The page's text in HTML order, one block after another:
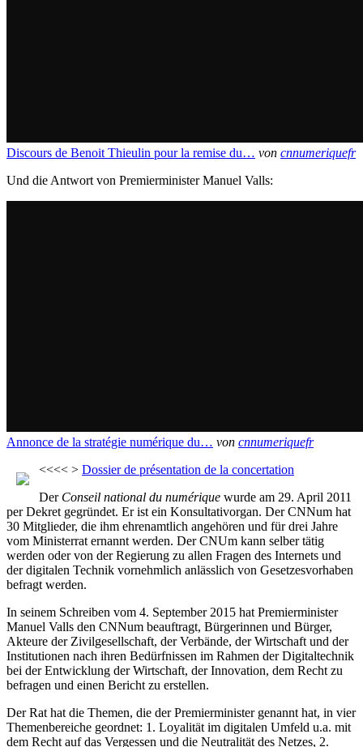
Discours de Benoit Thieulin pour la remise du… von cnnumeriquefr
Und die Antwort von Premierminister Manuel Valls:
Annonce de la stratégie numérique du… von cnnumeriquefr
<<<< > Dossier de présentation de la concertation
Der Conseil national du numérique wurde am 29. April 2011
per Dekret gegründet. Er ist ein Konsultativorgan. Der CNNum hat
30 Mitglieder, die ihm ehrenamtlich angehören und für drei Jahre
vom Ministerrat ernannt werden. Der CNUm kann selber tätig
werden oder von der Regierung zu allen Fragen des Internets und
der digitalen Technik vornehmlich anlässlich von Gesetzesvorhaben
befragt werden.
In seinem Schreiben vom 4. September 2015 hat Premierminister
Manuel Valls den CNNum beauftragt, Bürgerinnen und Bürger,
Akteure der Zivilgesellschaft, der Verbände, der Wirtschaft und der
Institutionen nach ihren Bedürfnissen im Rahmen der Digitaltechnik
bei der Entwicklung der Wirtschaft, der Innovation, dem Recht zu
befragen und einen Bericht zu erstellen.
Der Rat hat die Themen, die der Premierminister genannt hat, in vier
Themenbereiche geordnet: 1. Loyalität im digitalen Umfeld u.a. mit
dem Recht auf das Vergessen und die Neutralität des Netzes, 2.